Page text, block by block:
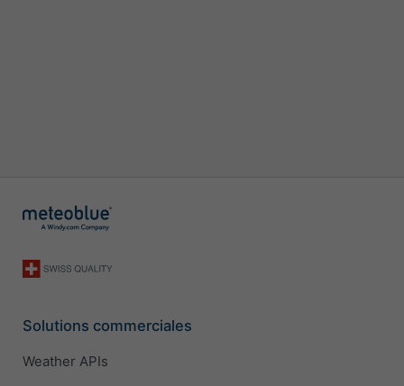
Solutions commerciales
Weather APIs